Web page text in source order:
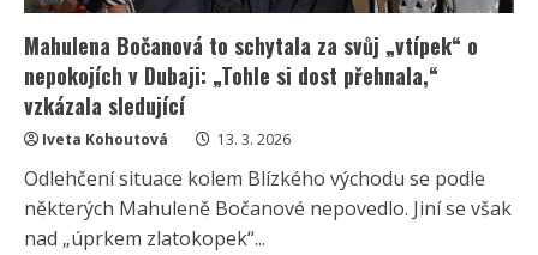
Mahulena Bočanová to schytala za svůj „vtípek“ o
nepokojích v Dubaji: „Tohle si dost přehnala,“
vzkázala sledující
Iveta Kohoutová 13. 3. 2026
Odlehčení situace kolem Blízkého východu se podle
některých Mahuleně Bočanové nepovedlo. Jiní se však
nad „úprkem zlatokopek“...